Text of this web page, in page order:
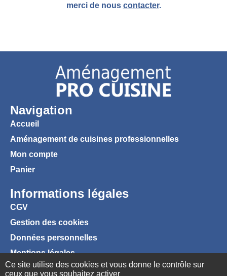
merci de nous contacter.
Navigation
Accueil
Aménagement de cuisines professionnelles
Mon compte
Panier
Informations légales
CGV
Gestion des cookies
Données personnelles
Mentions légales
Ce site utilise des cookies et vous donne le contrôle sur
ceux que vous souhaitez activer